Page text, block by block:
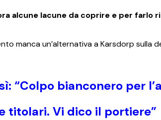
alcune lacune da coprire e per farlo
manca un’alternativa a Karsdorp sulla
“Colpo bianconero per
titolari. Vi dico il portiere”